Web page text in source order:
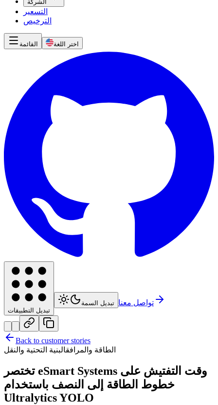
الشركة
التسعير
الترخيص
القائمة اختر اللغة
تبديل التطبيقات
تبديل السمة تواصل معنا
Back to customer stories
الطاقة والمرافقالبنية التحتية والنقل
تختصر eSmart Systems وقت التفتيش على
خطوط الطاقة إلى النصف باستخدام
Ultralytics YOLO